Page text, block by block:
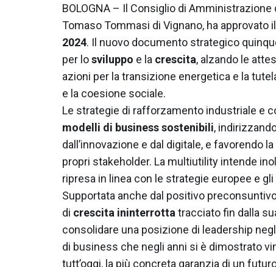
BOLOGNA – Il Consiglio di
Tomaso Tommasi di Vignano, ha approvato
2024. Il nuovo documento strategico
per losviluppo e la crescita, alzando le
azioni per la transizione energetica e la
e la coesione sociale.
Le strategie di rafforzamento industriale e
modelli di business sostenibili,
dall’innovazione e dal digitale, e favorendo
propri stakeholder. La multiutility intende
ripresa in linea con le strategie europee e gli
Supportata anche dal positivo
di crescita ininterrotta tracciato fin dalla
consolidare una posizione di leadership
di business che negli anni si è dimostrato
tutt’oggi, la più concreta garanzia di un